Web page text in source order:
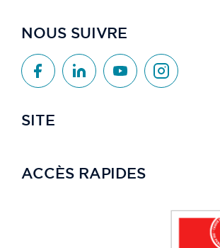
NOUS SUIVRE
SITE
ACCÈS RAPIDES